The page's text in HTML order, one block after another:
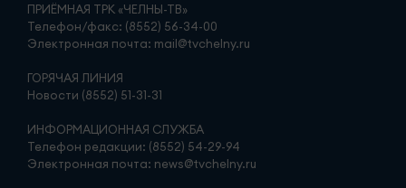
ПРИЁМНАЯ ТРК «ЧЕЛНЫ-ТВ»
Телефон/факс: (8552) 56-34-00
Электронная почта: mail@tvchelny.ru
ГОРЯЧАЯ ЛИНИЯ
Новости (8552) 51-31-31
ИНФОРМАЦИОННАЯ СЛУЖБА
Телефон редакции: (8552) 54-29-94
Электронная почта: news@tvchelny.ru